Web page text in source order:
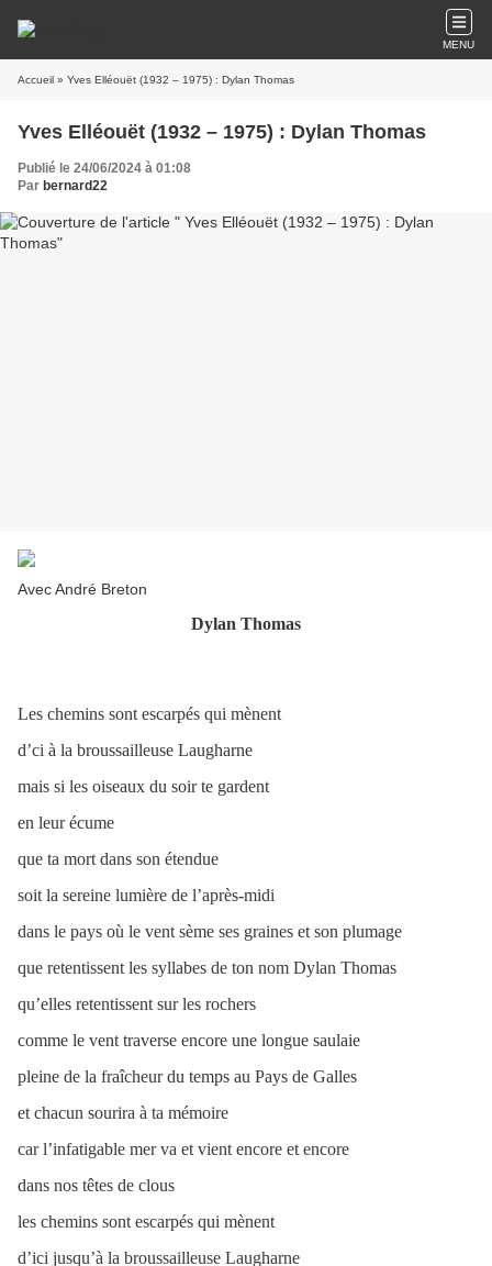
MENU
Accueil » Yves Elléouët (1932 – 1975) : Dylan Thomas
Yves Elléouët (1932 – 1975) : Dylan Thomas
Publié le 24/06/2024 à 01:08
Par bernard22
Avec André Breton
Dylan Thomas
Les chemins sont escarpés qui mènent
d’ci à la broussailleuse Laugharne
mais si les oiseaux du soir te gardent
en leur écume
que ta mort dans son étendue
soit la sereine lumière de l’après-midi
dans le pays où le vent sème ses graines et son plumage
que retentissent les syllabes de ton nom Dylan Thomas
qu’elles retentissent sur les rochers
comme le vent traverse encore une longue saulaie
pleine de la fraîcheur du temps au Pays de Galles
et chacun sourira à ta mémoire
car l’infatigable mer va et vient encore et encore
dans nos têtes de clous
les chemins sont escarpés qui mènent
d’ici jusqu’à la broussailleuse Laugharne